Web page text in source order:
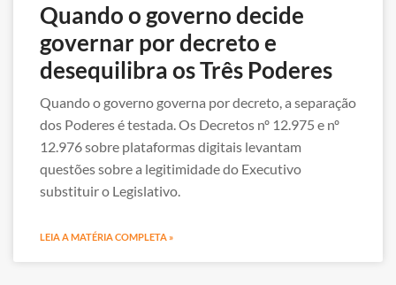
Quando o governo decide
governar por decreto e
desequilibra os Três Poderes
Quando o governo governa por decreto, a separação
dos Poderes é testada. Os Decretos nº 12.975 e nº
12.976 sobre plataformas digitais levantam
questões sobre a legitimidade do Executivo
substituir o Legislativo.
LEIA A MATÉRIA COMPLETA »